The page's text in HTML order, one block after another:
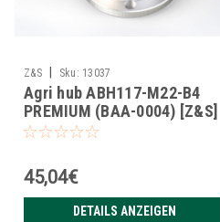
Z&S Sku: 13037
Agri hub ABH117-M22-B4
PREMIUM (BAA-0004) [Z&S]
45,04€
DETAILS ANZEIGEN